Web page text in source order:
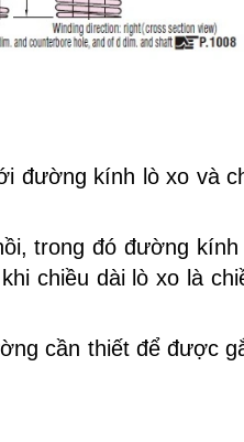
đường kính lò xo và
trong đó đường kính
chiều dài lò xo là
cần thiết để được